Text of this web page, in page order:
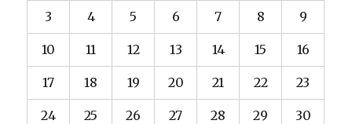
3 4 5 6 7 8 9
10 11 12 13 14 15 16
17 18 19 20 21 22 23
24 25 26 27 28 29 30